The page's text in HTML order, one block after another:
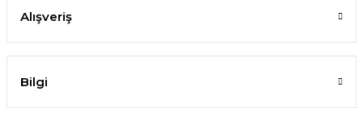
Alışveriş
Bilgi